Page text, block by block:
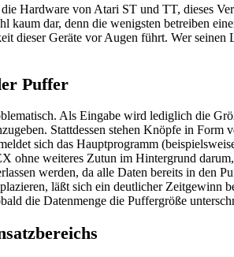
Hardware von Atari ST und TT, dieses
kaum dar, denn die wenigsten betreiben
dieser Geräte vor Augen führt. Wer
Puffer
Als Eingabe wird lediglich die
Stattdessen stehen Knöpfe in
sich das Hauptprogramm
ohne weiteres Zutun im Hintergrund
werden, da alle Daten bereits in den
läßt sich ein deutlicher Zeitgewinn
die Datenmenge die Puffergröße